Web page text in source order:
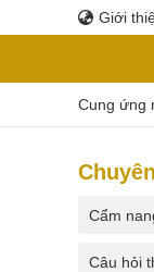
qua
Giới
Cung ứng
Cẩm
Câu hỏi